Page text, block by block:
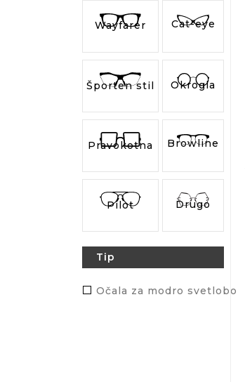
Wayfarer Cat-eye
Športen stil Okrogla
Pravokotna Browline
Pilot Drugo
Tip
Očala za modro svetlobo